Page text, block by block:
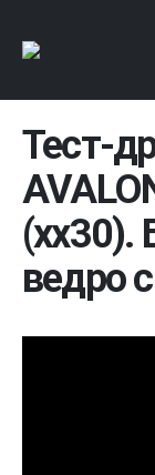
Тест-
(xx30).
ведро